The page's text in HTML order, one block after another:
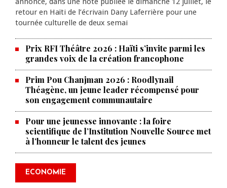
retour en Haïti de l’écrivain Dany Laferrière pour une
tournée culturelle de deux semai
Prix RFI Théâtre 2026 : Haïti s’invite parmi les
grandes voix de la création francophone
Prim Pou Chanjman 2026 : Roodlynail
Théagène, un jeune leader récompensé pour
son engagement communautaire
Pour une jeunesse innovante : la foire
scientifique de l’Institution Nouvelle Source met
à l’honneur le talent des jeunes
ECONOMIE
Produire le savoir pour
transformer Haïti : BRH lance la
2ᵉ édition de ses Journées
scientifiques